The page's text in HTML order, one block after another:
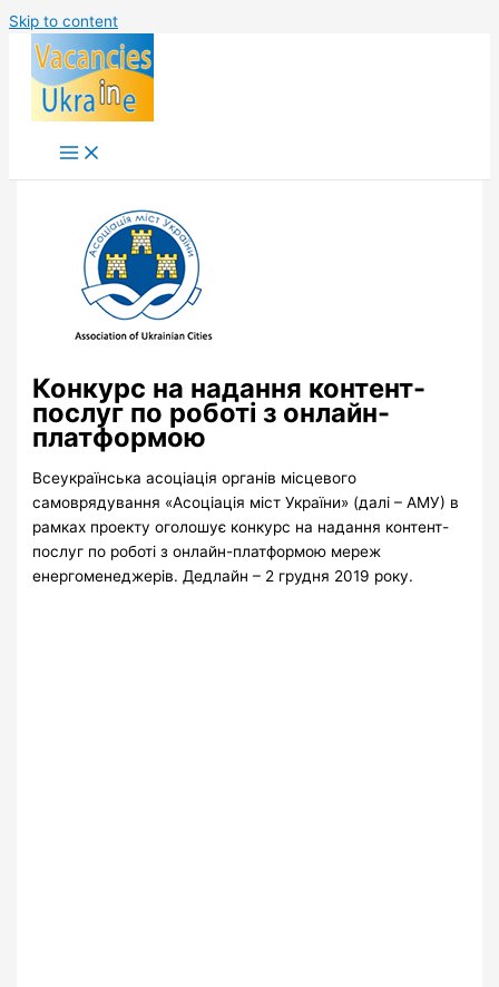
Skip to content
Конкурс на надання контент-
послуг по роботі з онлайн-
платформою
Всеукраїнська асоціація органів місцевого
самоврядування «Асоціація міст України» (далі – АМУ) в
рамках проекту оголошує конкурс на надання контент-
послуг по роботі з онлайн-платформою мереж
енергоменеджерів. Дедлайн – 2 грудня 2019 року.